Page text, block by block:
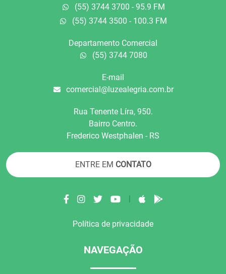
(55) 3744 3700 - 95.9 FM
(55) 3744 3500 - 100.3 FM
Departamento Comercial
(55) 3744 7080
E-mail
comercial@luzealegria.com.br
Rua Tenente Líra, 950.
Bairro Centro.
Frederico Westphalen - RS
ENTRE EM CONTATO
|
Política de privacidade
NAVEGAÇÃO